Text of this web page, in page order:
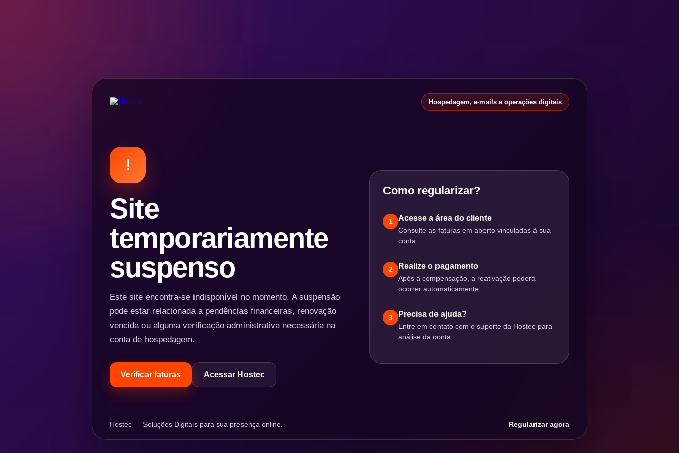
Hospedagem, e-mails e operações digitais
!
Site
temporariamente
suspenso
Este site encontra-se indisponível no momento. A suspensão
pode estar relacionada a pendências financeiras, renovação
vencida ou alguma verificação administrativa necessária na
conta de hospedagem.
Verificar faturas Acessar Hostec
Como regularizar?
1 Acesse a área do cliente
Consulte as faturas em aberto vinculadas à sua
conta.
2 Realize o pagamento
Após a compensação, a reativação poderá
ocorrer automaticamente.
3 Precisa de ajuda?
Entre em contato com o suporte da Hostec para
análise da conta.
Hostec — Soluções Digitais para sua presença online. Regularizar agora